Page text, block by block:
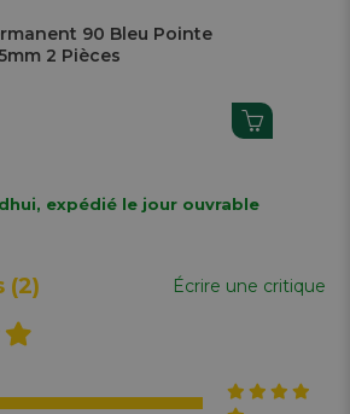
90 Bleu Pointe
2 Pièces
expédié le jour ouvrable
(2) Écrire une critique